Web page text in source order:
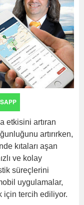
etkisini artıran
artırırken,
kıtaları aşan
ve kolay
süreçlerini
uygulamalar,
için tercih ediliyor.